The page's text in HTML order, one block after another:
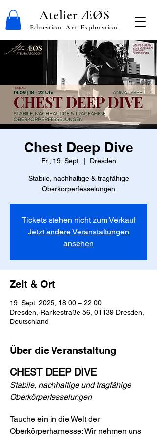
Atelier ÆØS
Education. Art. Exploration.
Chest Deep Dive
Fr., 19. Sept. Dresden
Stabile, nachhaltige & tragfähige
Oberkörperfesselungen
Tickets stehen nicht zum Verkauf
Jetzt andere Veranstaltungen
ansehen
Zeit & Ort
19. Sept. 2025, 18:00 – 22:00
Dresden, Rankestraße 56, 01139 Dresden,
Deutschland
Über die Veranstaltung
CHEST DEEP DIVE
Stabile, nachhaltige und tragfähige
Oberkörperfesselungen
Tauche ein in die Welt der
Oberkörperharnesse: Wir nehmen uns